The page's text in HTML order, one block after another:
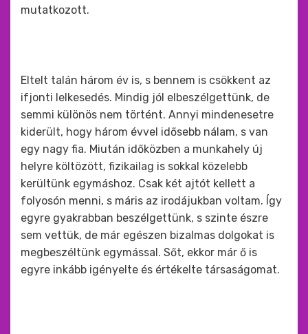
mutatkozott.
Eltelt talán három év is, s bennem is csökkent az
ifjonti lelkesedés. Mindig jól elbeszélgettünk, de
semmi különös nem történt. Annyi mindenesetre
kiderült, hogy három évvel idősebb nálam, s van
egy nagy fia. Miután időközben a munkahely új
helyre költözött, fizikailag is sokkal közelebb
kerültünk egymáshoz. Csak két ajtót kellett a
folyosón menni, s máris az irodájukban voltam. Így
egyre gyakrabban beszélgettünk, s szinte észre
sem vettük, de már egészen bizalmas dolgokat is
megbeszéltünk egymással. Sőt, ekkor már ő is
egyre inkább igényelte és értékelte társaságomat.